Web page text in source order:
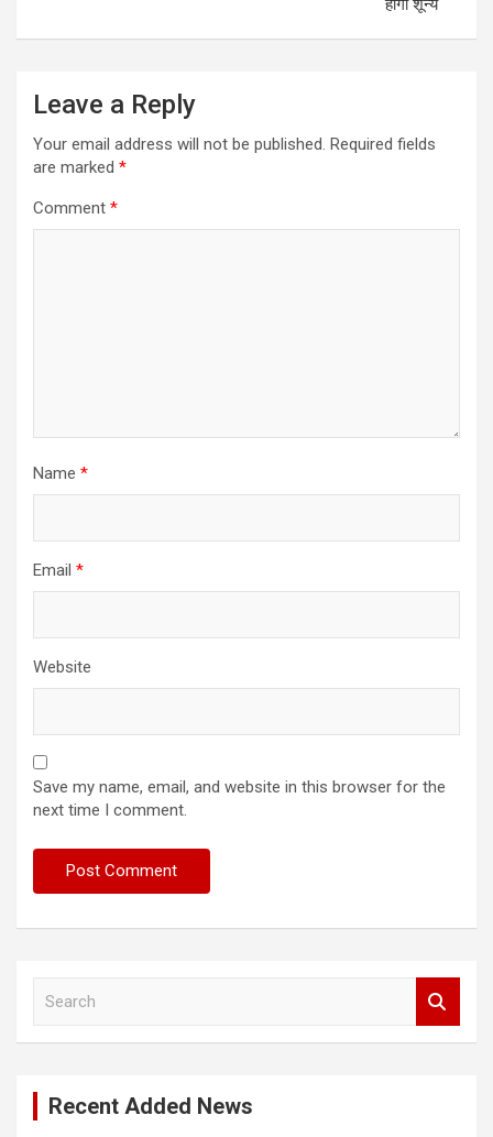
होगा शून्य
Leave a Reply
Your email address will not be published. Required fields
are marked *
Comment *
Name *
Email *
Website
Save my name, email, and website in this browser for the
next time I comment.
Recent Added News